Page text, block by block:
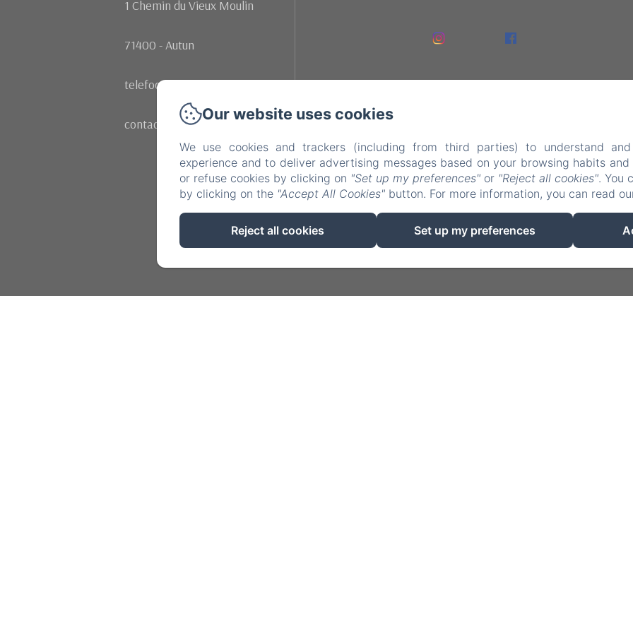
1 Chemin du Vieux Moulin
71400 - Autun
telefoon: +33 (0)602107342
contact@moulinrenaudiots.com
EN FR
NL
Mogelijk gemaakt met Amenitiz
Verkoopvoorwaarden
Our website uses cookies
We use cookies and trackers (including from third parties) to understand
experience and to deliver advertising messages based on your browsing habits
or refuse cookies by clicking on "Set up my preferences" or "Reject all cookies". You
by clicking on the "Accept All Cookies" button. For more information, you can read
Reject all cookies Set up my preferences